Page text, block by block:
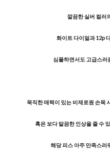
깔끔한 실버 컬러
화이트 다이얼과 12p
심플하면서도 고급스러
묵직한 매력이 있는 비제로원 손목
혹은 보다 말끔한 인상을 줄 수
해당 피스 아주 만족스러